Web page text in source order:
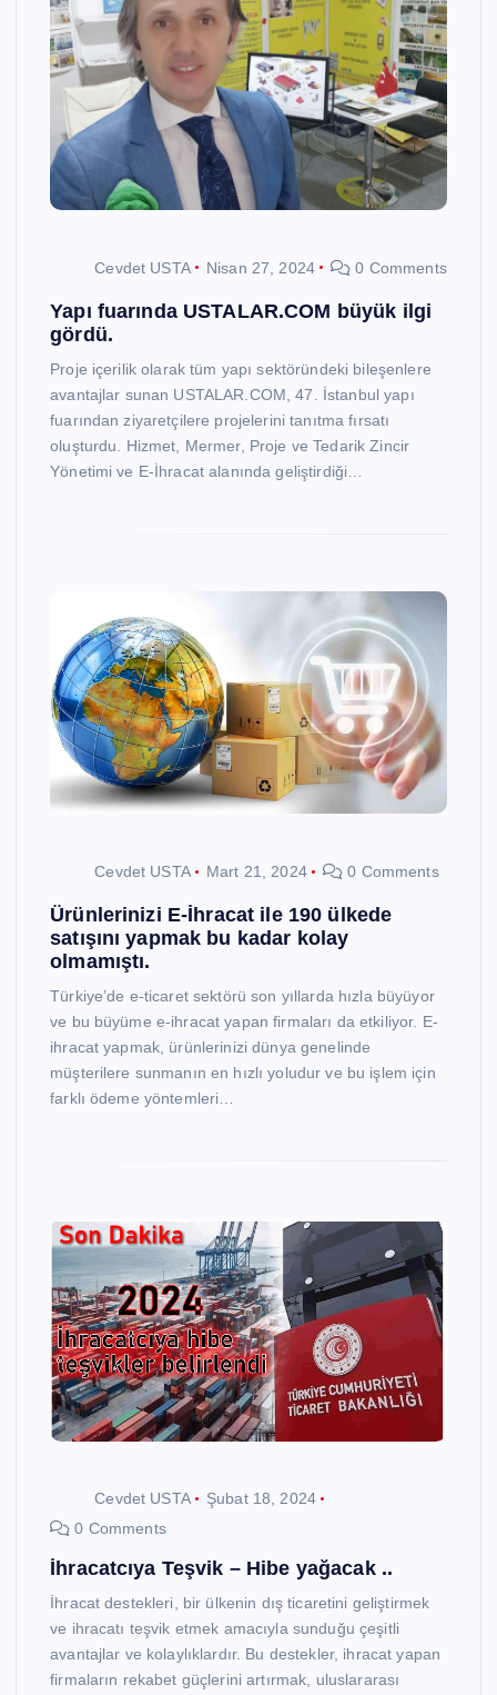
Cevdet USTA Nisan 27, 2024 0 Comments
Yapı fuarında USTALAR.COM büyük ilgi
gördü.
Proje içerilik olarak tüm yapı sektöründeki bileşenlere
avantajlar sunan USTALAR.COM, 47. İstanbul yapı
fuarından ziyaretçilere projelerini tanıtma fırsatı
oluşturdu. Hizmet, Mermer, Proje ve Tedarik Zincir
Yönetimi ve E-İhracat alanında geliştirdiği…
Cevdet USTA Mart 21, 2024 0 Comments
Ürünlerinizi E-İhracat ile 190 ülkede
satışını yapmak bu kadar kolay
olmamıştı.
Türkiye’de e-ticaret sektörü son yıllarda hızla büyüyor
ve bu büyüme e-ihracat yapan firmaları da etkiliyor. E-
ihracat yapmak, ürünlerinizi dünya genelinde
müşterilere sunmanın en hızlı yoludur ve bu işlem için
farklı ödeme yöntemleri…
Cevdet USTA
Şubat 18, 2024
0 Comments
İhracatcıya Teşvik – Hibe yağacak ..
İhracat destekleri, bir ülkenin dış ticaretini geliştirmek
ve ihracatı teşvik etmek amacıyla sunduğu çeşitli
avantajlar ve kolaylıklardır. Bu destekler, ihracat yapan
firmaların rekabet güçlerini artırmak, uluslararası